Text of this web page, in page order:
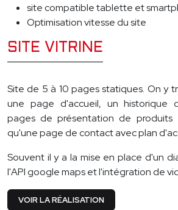
site compatible tablette et
Optimisation vitesse du site
SITE VITRINE
Site de 5 à 10 pages statiques. On y
une page d'accueil, un historique
pages de présentation de produits
qu'une page de contact avec plan
Souvent il y a la mise en place d'un
l'API google maps et l'intégration de
VOIR LA RÉALISATION